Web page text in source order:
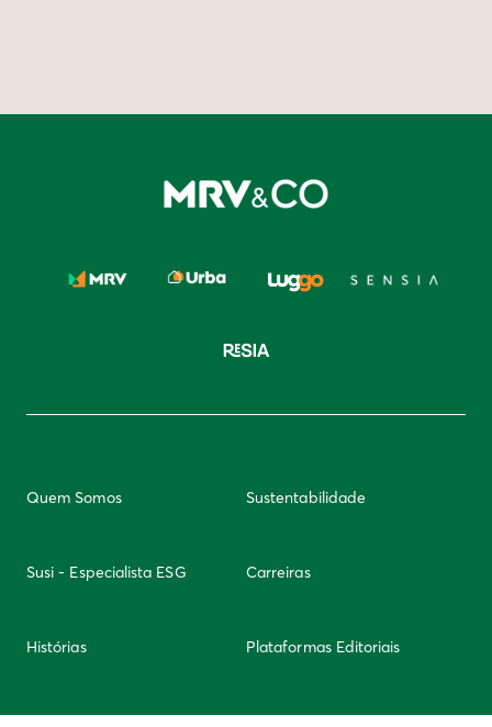
Quem Somos Sustentabilidade
Susi - Especialista ESG Carreiras
Histórias Plataformas Editoriais
Newsletter Integridade